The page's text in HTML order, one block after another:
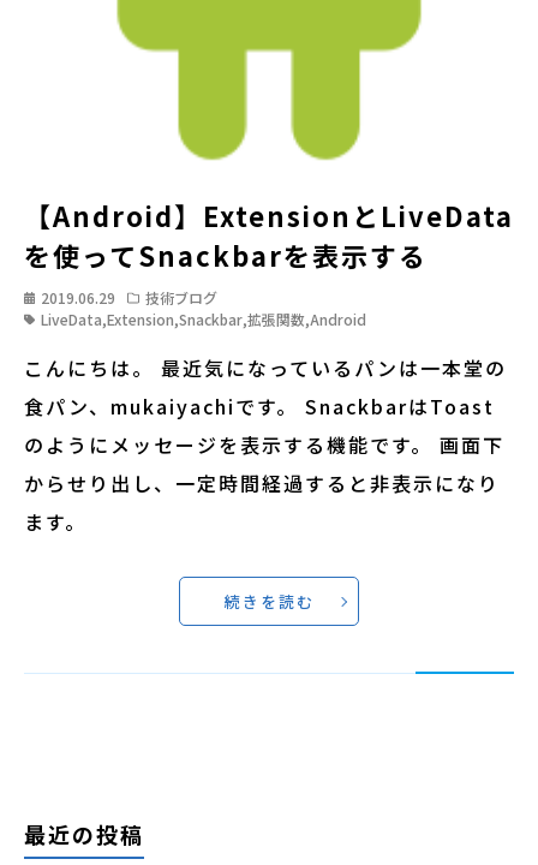
【Android】ExtensionとLiveData
を使ってSnackbarを表示する
2019.06.29
技術ブログ
LiveData,Extension,Snackbar,拡張関数,Android
こんにちは。 最近気になっているパンは一本堂の
食パン、mukaiyachiです。 SnackbarはToast
のようにメッセージを表示する機能です。 画面下
からせり出し、一定時間経過すると非表示になり
ます。
続きを読む
最近の投稿